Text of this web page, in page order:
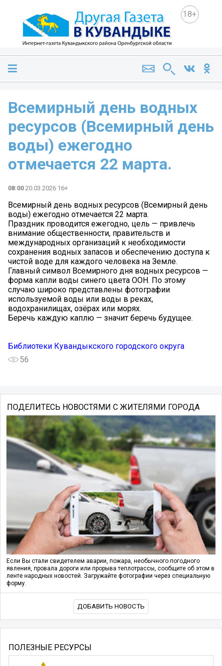
18+
Всемирный день водных
ресурсов (Всемирный день
воды) ежегодно
отмечается 22 марта.
08:00 20.03.2026 16+
Всемирный день водных ресурсов (Всемирный день
воды) ежегодно отмечается 22 марта.
Праздник проводится ежегодно, цель — привлечь
внимание общественности, правительств и
международных организаций к необходимости
сохранения водных запасов и обеспечению доступа к
чистой воде для каждого человека на Земле.
Главный символ Всемирного дня водных ресурсов —
форма капли воды синего цвета ООН. По этому
случаю широко представлены фотографии
используемой воды или воды в реках,
водохранилищах, озёрах или морях.
Беречь каждую каплю — значит беречь будущее.
Библиотеки Кувандыкского городского округа
56
ПОДЕЛИТЕСЬ НОВОСТЯМИ С ЖИТЕЛЯМИ ГОРОДА
Если Вы стали свидетелем аварии, пожара, необычного погодного
явления, провала дороги или прорыва теплотрассы, сообщите об этом в
ленте народных новостей. Загружайте фотографии через специальную
форму.
ДОБАВИТЬ НОВОСТЬ
ПОЛЕЗНЫЕ РЕСУРСЫ